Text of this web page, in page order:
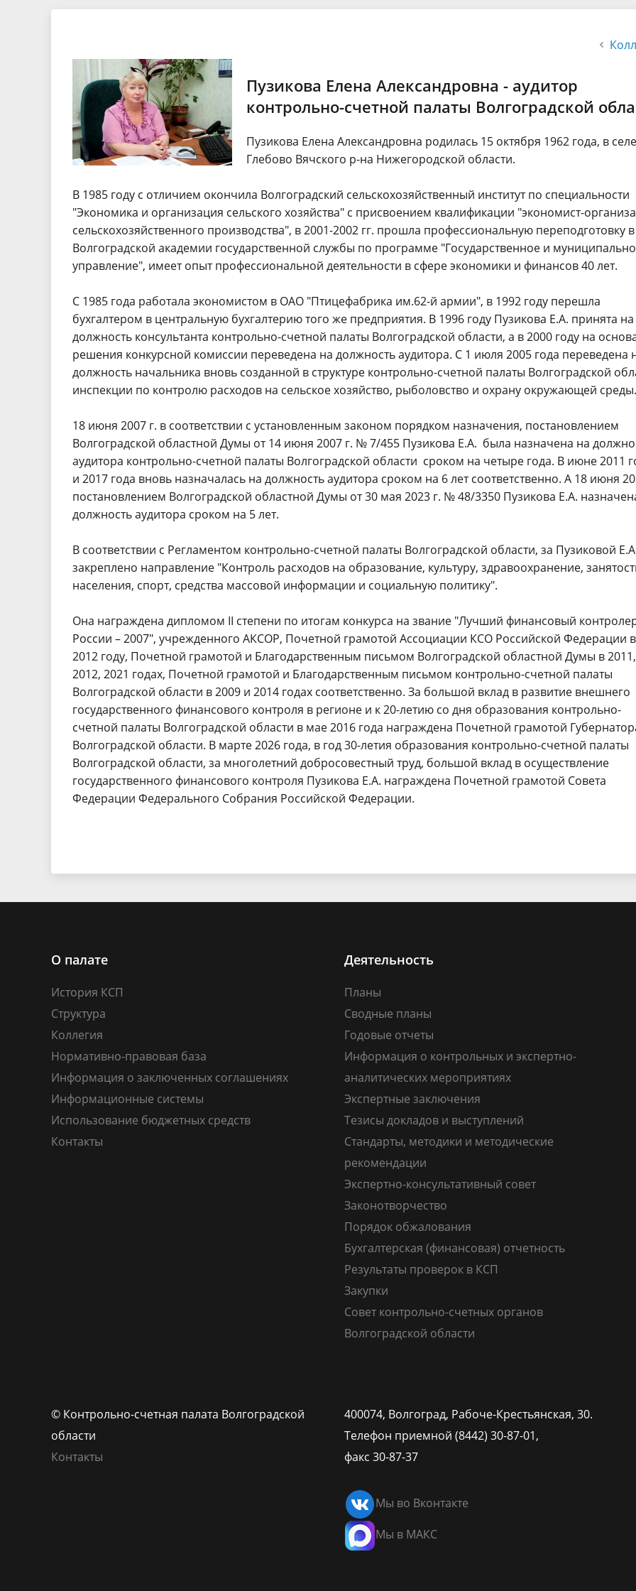
Порядок обжалования
отчетность
Совет контрольно-счетных
Волгоградской области
Пузикова Елена Александровна - аудитор
контрольно-счетной палаты Волгоградской
Пузикова Елена Александровна родилась 15 октября 1962 года, в селе
Глебово Вячского р-на Нижегородской области.
В 1985 году с отличием окончила Волгоградский сельскохозяйственный институт по специальности
"Экономика и организация сельского хозяйства" с присвоением квалификации "экономист-
сельскохозяйственного производства", в 2001-2002 гг. прошла профессиональную переподготовку в
Волгоградской академии государственной службы по программе "Государственное и
управление", имеет опыт профессиональной деятельности в сфере экономики и финансов 40 лет.
С 1985 года работала экономистом в ОАО "Птицефабрика им.62-й армии", в 1992 году перешла
бухгалтером в центральную бухгалтерию того же предприятия. В 1996 году Пузикова Е.А. принята на
должность консультанта контрольно-счетной палаты Волгоградской области, а в 2000 году на
решения конкурсной комиссии переведена на должность аудитора. С 1 июля 2005 года переведена
должность начальника вновь созданной в структуре контрольно-счетной палаты Волгоградской
инспекции по контролю расходов на сельское хозяйство, рыболовство и охрану окружающей среды.
18 июня 2007 г. в соответствии с установленным законом порядком назначения, постановлением
Волгоградской областной Думы от 14 июня 2007 г. № 7/455 Пузикова Е.А. была назначена на
аудитора контрольно-счетной палаты Волгоградской области сроком на четыре года. В июне 2011
и 2017 года вновь назначалась на должность аудитора сроком на 6 лет соответственно. А 18 июня
постановлением Волгоградской областной Думы от 30 мая 2023 г. № 48/3350 Пузикова Е.А.
должность аудитора сроком на 5 лет.
В соответствии с Регламентом контрольно-счетной палаты Волгоградской области, за Пузиковой
закреплено направление "Контроль расходов на образование, культуру, здравоохранение,
населения, спорт, средства массовой информации и социальную политику".
Она награждена дипломом II степени по итогам конкурса на звание "Лучший финансовый
России – 2007", учрежденного АКСОР, Почетной грамотой Ассоциации КСО Российской Федерации в
2012 году, Почетной грамотой и Благодарственным письмом Волгоградской областной Думы в 2011,
2012, 2021 годах, Почетной грамотой и Благодарственным письмом контрольно-счетной палаты
Волгоградской области в 2009 и 2014 годах соответственно. За большой вклад в развитие внешнего
государственного финансового контроля в регионе и к 20-летию со дня образования контрольно-
счетной палаты Волгоградской области в мае 2016 года награждена Почетной грамотой
Волгоградской области. В марте 2026 года, в год 30-летия образования контрольно-счетной палаты
Волгоградской области, за многолетний добросовестный труд, большой вклад в осуществление
государственного финансового контроля Пузикова Е.А. награждена Почетной грамотой Совета
Федерации Федерального Собрания Российской Федерации.
О палате
История КСП
Структура
Коллегия
Нормативно-правовая база
Информация о заключенных соглашениях
Информационные системы
Использование бюджетных средств
Контакты
Деятельность
Планы
Сводные планы
Годовые отчеты
Информация о контрольных и экспертно-
аналитических мероприятиях
Экспертные заключения
Тезисы докладов и выступлений
Стандарты, методики и методические
рекомендации
Экспертно-консультативный совет
Законотворчество
Порядок обжалования
Бухгалтерская (финансовая) отчетность
Результаты проверок в КСП
Закупки
Совет контрольно-счетных органов
Волгоградской области
© Контрольно-счетная палата Волгоградской
области
Контакты
400074, Волгоград, Рабоче-Крестьянская, 30.
Телефон приемной (8442) 30-87-01,
факс 30-87-37
Мы во Вконтакте
Мы в МАКС